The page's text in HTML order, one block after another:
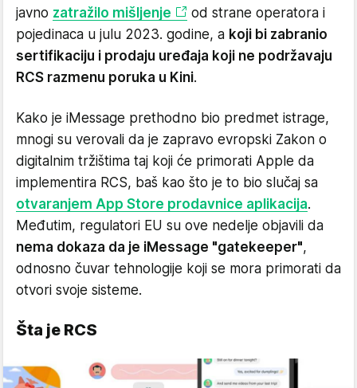
javno zatražilo mišljenje
od strane operatora i
pojedinaca u julu 2023. godine, a koji bi zabranio
sertifikaciju i prodaju uređaja koji ne podržavaju
RCS razmenu poruka u Kini.
Kako je iMessage prethodno bio predmet istrage,
mnogi su verovali da je zapravo evropski Zakon o
digitalnim tržištima taj koji će primorati Apple da
implementira RCS, baš kao što je to bio slučaj sa
otvaranjem App Store prodavnice aplikacija.
Međutim, regulatori EU su ove nedelje objavili da
nema dokaza da je iMessage "gatekeeper",
odnosno čuvar tehnologije koji se mora primorati da
otvori svoje sisteme.
Šta je RCS